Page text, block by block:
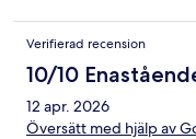
hotellrummet i 5 dagar.
och jag har inte lyckats
det i övrigt är ett bra
restauranger och
Verifierad recension
10/10
12 apr. 2026
Översätt med hjälp av